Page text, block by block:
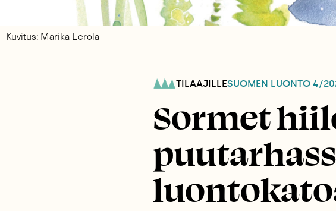
Kuvitus: Marika Eerola
TILAAJILLESUOMEN LUONTO 4/
Sormet